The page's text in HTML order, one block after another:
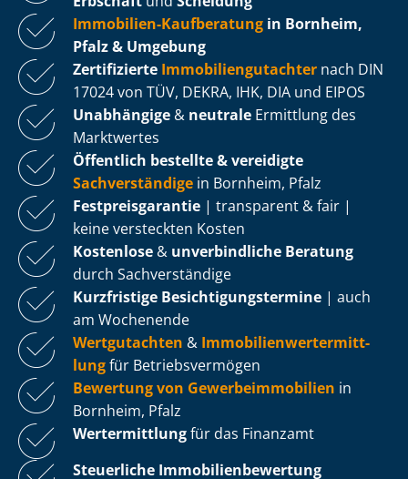
Immobilien-Kaufberatung in Bornheim,
Pfalz & Umgebung
Zertifizierte Im­mo­bi­li­en­gut­ach­ter nach DIN
17024 von TÜV, DEKRA, IHK, DIA und EIPOS
Unabhängige & neutrale Ermittlung des
Marktwertes
Öffentlich bestellte & vereidigte
Sachverständige in Bornheim, Pfalz
Fest­preis­ga­ran­tie | transparent & fair |
keine versteckten Kosten
Kostenlose & unverbindliche Beratung
durch Sachverständige
Kurzfristige Be­sich­ti­gungs­ter­mi­ne | auch
am Wochenende
Wertgutachten & Im­mo­bi­li­en­wert­ermitt­
lungfür Be­triebs­ver­mö­gen
Bewertung von Ge­wer­be­im­mo­bi­li­en in
Bornheim, Pfalz
Wertermittlungfür das Finanzamt
Steuerliche Im­mo­bi­li­en­be­wer­tung